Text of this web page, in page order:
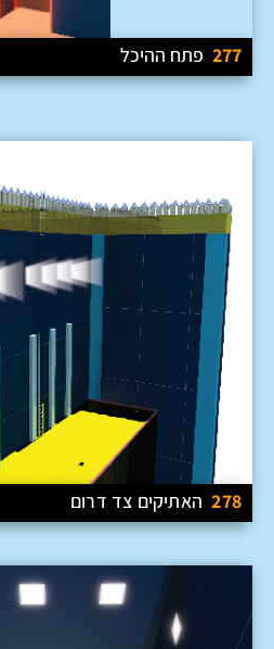
277 פתח ההיכל
278 האתיקים צד דרום